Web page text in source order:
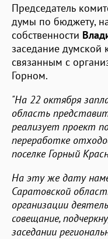
Председатель
думы по бюджету,
собственности
заседание думской
связанным с
Горном.
"На 22 октября
область
реализует проект
переработке
поселке Горный
На эту же дату
Саратовской
организации
совещание,
заседании